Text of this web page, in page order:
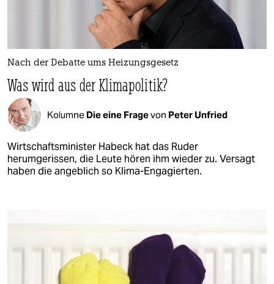
Nach der Debatte ums Heizungsgesetz
Was wird aus der Klimapolitik?
Kolumne Die eine Fragevon Peter Unfried
Wirtschaftsminister Habeck hat das Ruder
herumgerissen, die Leute hören ihm wieder zu. Versagt
haben die angeblich so Klima-Engagierten.